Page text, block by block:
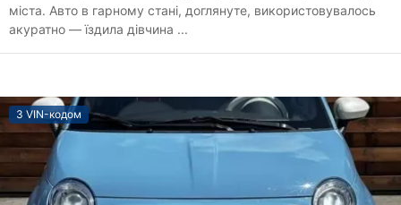
міста. Авто в гарному стані, доглянуте, використовувалось
акуратно — їздила дівчина ...
З VIN-кодом